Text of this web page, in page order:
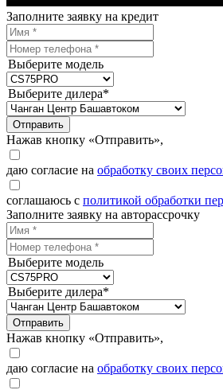
Заполните заявку на кредит
Выберите модель
Выберите дилера*
Отправить
Нажав кнопку «Отправить»,
даю согласие на обработку своих
соглашаюсь с политикой обработки
Заполните заявку на авторассрочку
Выберите модель
Выберите дилера*
Отправить
Нажав кнопку «Отправить»,
даю согласие на обработку своих